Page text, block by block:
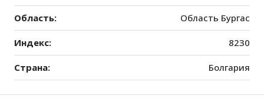
Область: Область Бургас
Индекс: 8230
Страна: Болгария